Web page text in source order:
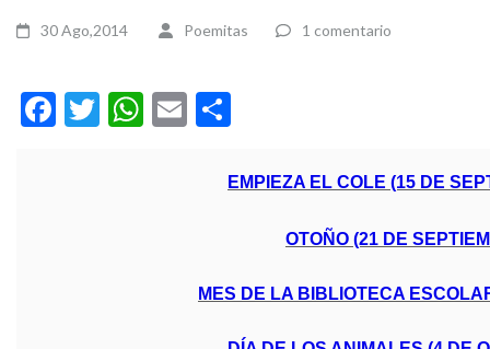
30 Ago,2014 Poemitas 1 comentario
Facebook
Twitter
WhatsApp
Email
EMPIEZA EL COLE (15 DE
OTOÑO (21 DE
MES DE LA BIBLIOTECA